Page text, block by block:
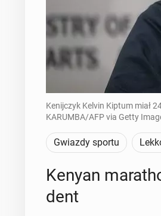
Kenijczyk Kelvin Kiptum miał
KARUMBA/AFP via Getty
Gwiazdy sportu
Kenyan
dent